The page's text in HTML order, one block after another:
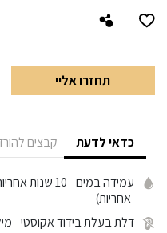
תחזרו אליי
כדאי לדעת קבצים
עמידה במים
- 10 שנות
אחריות)
דלת בעלת בידוד אקוסטי-